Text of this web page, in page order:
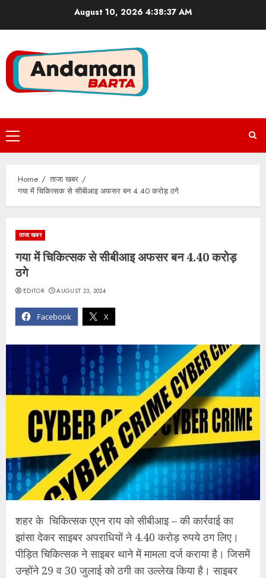
August 10, 2026 4:38:37 AM
Primary
Menu
Home
ताजा खबर
गया में चिकित्सक से सीबीआइ अफसर बन 4.40 करोड़ ठगे
ताजा खबर
गया में चिकित्सक से सीबीआइ अफसर बन 4.40 करोड़
ठगे
Facebook X
EDITOR AUGUST 23, 2024
शहर के चिकित्सक एएन राय को सीबीआइ – की कार्रवाई का
झांसा देकर साइबर अपराधियों ने 4.40 करोड़ रुपये ठग लिए।
पीड़ित चिकित्सक ने साइबर थाने में मामला दर्ज कराया है। जिसमें
उन्होंने 29 व 30 जुलाई को ठगी का उल्लेख किया है। साइबर